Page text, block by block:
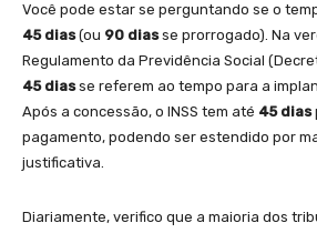
Você pode estar se perguntando se o
45 dias(ou 90 diasse prorrogado). Na
Regulamento da Previdência Social
45 diasse referem ao tempo para a
Após a concessão, o INSS tem até 45 dias
pagamento, podendo ser estendido por
justificativa.
Diariamente, verifico que a maioria dos